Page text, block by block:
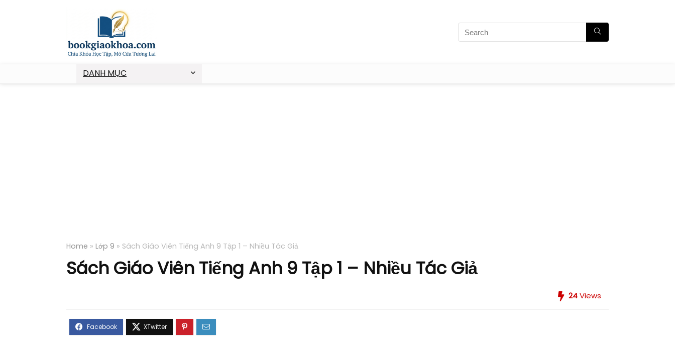
DANH MỤC
Home » Lớp 9 » Sách Giáo Viên Tiếng Anh 9 Tập 1 – Nhiều Tác Giả
Sách Giáo Viên Tiếng Anh 9 Tập 1 – Nhiều Tác Giả
24Views